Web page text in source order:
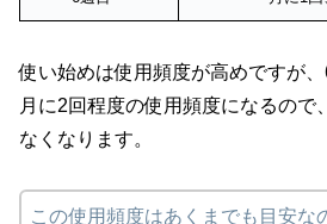
使い始めは使用頻度が高めですが
月に2回程度の使用頻度になるので
なくなります。
この使用頻度はあくまでも目安な